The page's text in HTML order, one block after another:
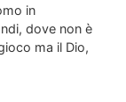
in
dove non è
ma il Dio,